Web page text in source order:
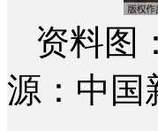
资料图
源：中国